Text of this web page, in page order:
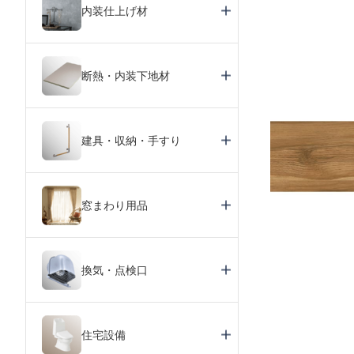
内装仕上げ材
断熱・内装下地材
建具・収納・手すり
窓まわり用品
換気・点検口
住宅設備